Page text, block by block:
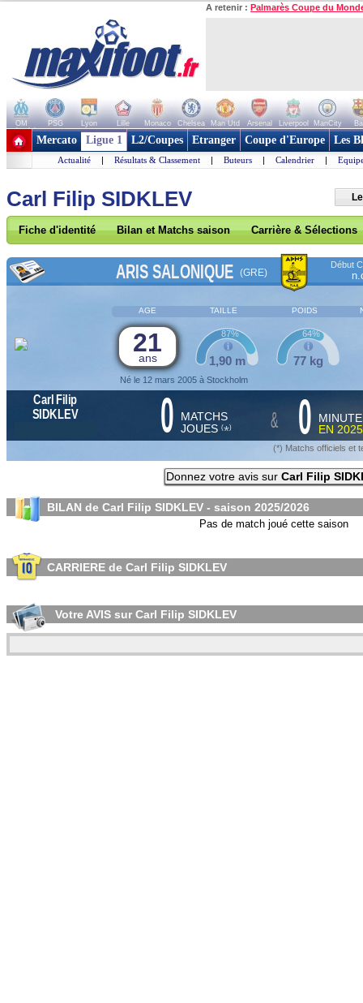
A retenir : Palmarès Coupe du
OM PSG Lyon Lille Monaco Chelsea Man Utd Arsenal Liverpool ManCity
+ de clubs
Mercato Ligue 1 L2/Coupes Etranger Coupe d'Europe Les
Actualité | Résultats & Classement | Buteurs | Calendrier |
Carl Filip SIDKLEV
Fiche d'identité Bilan et Matchs saison Carrière & Sélections
ARIS SALONIQUE (GRE)
Début
AGE TAILLE POIDS
21
ans
Né le 12 mars 2005 à Stockholm
1,90 m
87%
77 kg
64%
Carl Filip
SIDKLEV
0 MATCHS
JOUES (*) & 0
EN
(*) Matchs officiels et
Donnez votre avis sur Carl Filip
BILAN de Carl Filip SIDKLEV - saison 2025/2026
Pas de match joué cette saison
CARRIERE de Carl Filip SIDKLEV
Votre AVIS sur Carl Filip SIDKLEV